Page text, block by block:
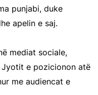
punjabi, duke
apelin e saj.
mediat sociale,
e pozicionon atë
me audiencat e